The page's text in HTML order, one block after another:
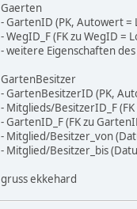
Gaerten
- GartenID (PK, Autowert =
- WegID_F (FK zu WegID =
- weitere Eigenschaften
GartenBesitzer
- GartenBesitzerID (PK,
- Mitglieds/BesitzerID_F
- GartenID_F (FK zu
- Mitglied/Besitzer_von
- Mitglied/Besitzer_bis
gruss ekkehard